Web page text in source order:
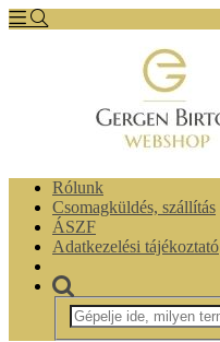
Rólunk
Csomagküldés, szállítás
ÁSZF
Adatkezelési tájékoztató